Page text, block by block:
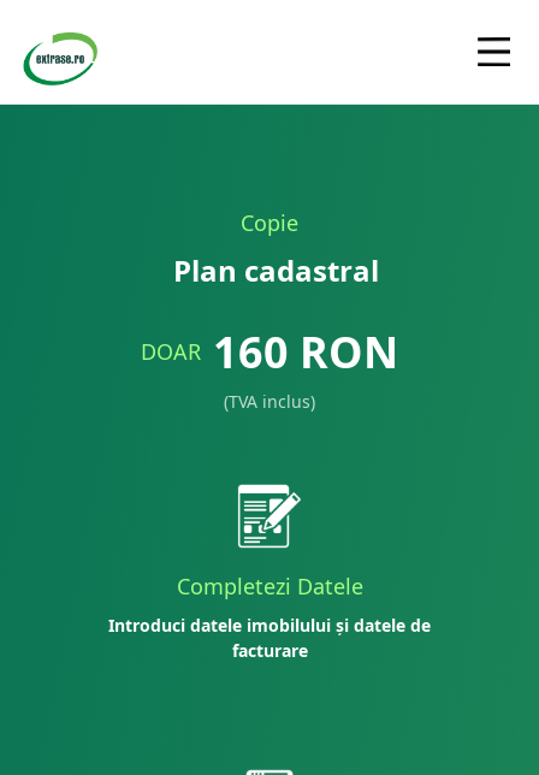
Copie
Plan cadastral
DOAR 160 RON
(TVA inclus)
Completezi Datele
Introduci datele imobilului și datele de
facturare